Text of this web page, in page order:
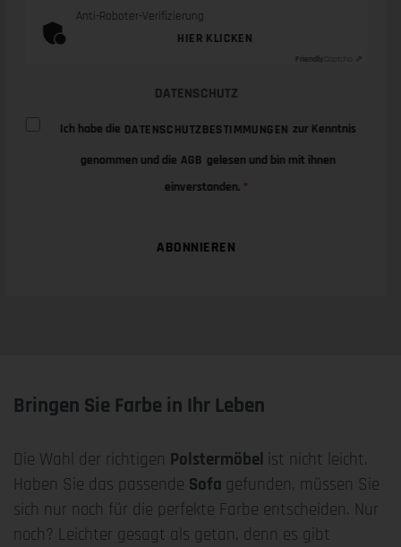
Anti-Roboter-Verifizierung
HIER KLICKEN
Friendly Captcha ⇗
DATENSCHUTZ
Ich habe die DATENSCHUTZBESTIMMUNGEN zur Kenntnis
genommen und die AGB gelesen und bin mit ihnen
einverstanden. *
ABONNIEREN
Bringen Sie Farbe in Ihr Leben
Die Wahl der richtigen Polstermöbel ist nicht leicht.
Haben Sie das passende Sofa gefunden, müssen Sie
sich nur noch für die perfekte Farbe entscheiden. Nur
noch? Leichter gesagt als getan, denn es gibt